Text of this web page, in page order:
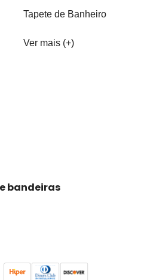
Tapete de Banheiro
Ver mais (+)
bandeiras